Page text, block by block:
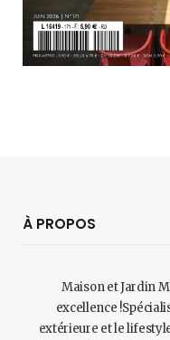
À PROPOS
Maison et Jardin
excellence
extérieure et le